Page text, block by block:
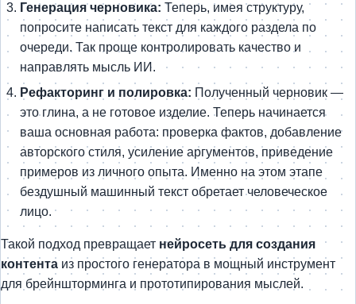
Генерация черновика: Теперь, имея структуру,
попросите написать текст для каждого раздела по
очереди. Так проще контролировать качество и
направлять мысль ИИ.
Рефакторинг и полировка: Полученный черновик —
это глина, а не готовое изделие. Теперь начинается
ваша основная работа: проверка фактов, добавление
авторского стиля, усиление аргументов, приведение
примеров из личного опыта. Именно на этом этапе
бездушный машинный текст обретает человеческое
лицо.
Такой подход превращает нейросеть для создания
контента из простого генератора в мощный инструмент
для брейншторминга и прототипирования мыслей.